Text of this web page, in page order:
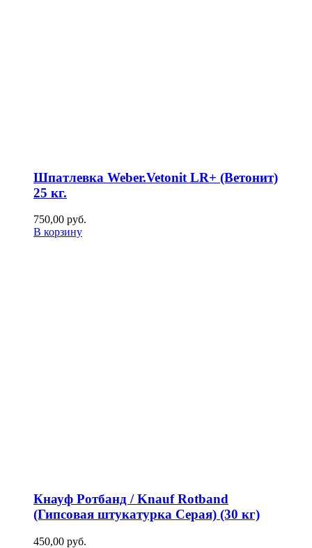
Шпатлевка Weber.Vetonit LR+ (Ветонит)
25 кг.
750,00 руб.
В корзину
Кнауф Ротбанд / Knauf Rotband
(Гипсовая штукатурка Серая) (30 кг)
450,00 руб.